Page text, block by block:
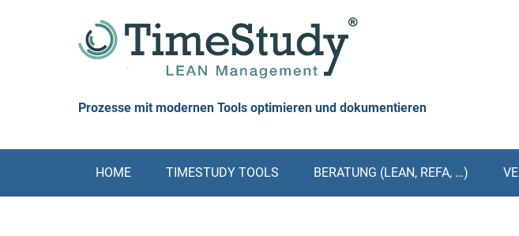
Prozesse mit modernen Tools optimieren und dokumentieren
HOME TIMESTUDY TOOLS BERATUNG (LEAN, REFA, …)